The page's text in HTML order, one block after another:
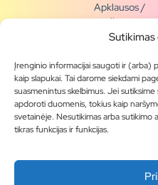
Sutikimas
Įrenginio informacijai saugoti ir (arba)
kaip slapukai. Tai darome siekdami
suasmenintus skelbimus. Jei
apdoroti duomenis, tokius kaip
svetainėje. Nesutikimas arba sutikimo
tikras funkcijas ir funkcijas.
Apklausos /
naujienų
siena
Tapkite
partneriu
Visas
produktų
asortimentas
Produktų